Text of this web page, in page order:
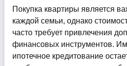
Покупка квартиры является
каждой семьи, однако
часто требует привлечения
финансовых инструментов.
ипотечное кредитование